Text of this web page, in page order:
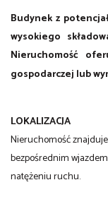
Budynek z
wysokiego
Nieruchomość
gospodarczej lub
LOKALIZACJA
Nieruchomość
bezpośrednim
natężeniu ruchu.